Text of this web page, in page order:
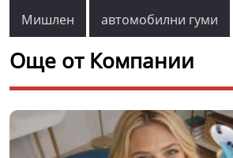
Мишлен автомобилни гуми
Още от Компании